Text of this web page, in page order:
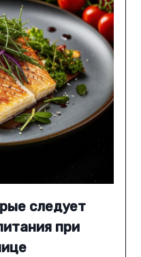
следует
при